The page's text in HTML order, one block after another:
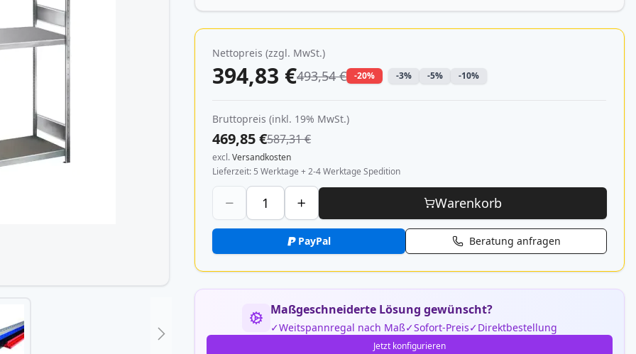
Nettopreis (zzgl. MwSt.)
394,83 €493,54 € -20% -3% -5% -10%
Bruttopreis (inkl. 19% MwSt.)
469,85 €587,31 €
excl.Versandkosten
Lieferzeit 5 Werktage + 2-4 Werktage Spedition
Warenkorb
PayPal Beratung anfragen
Maßgeschneiderte Lösung gewünscht?
Weitspannregal nach Maß Sofort-Preis Direktbestellung
Jetzt konfigurieren